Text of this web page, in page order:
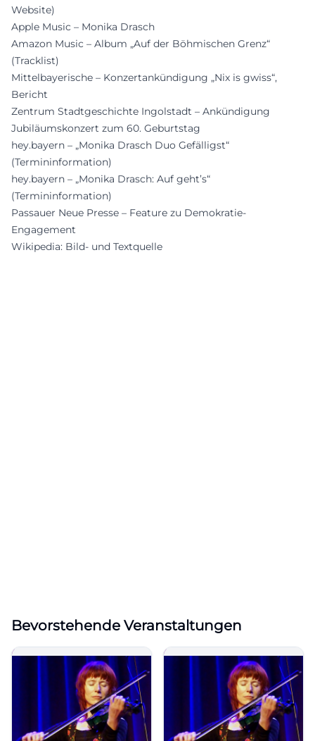
Website)
Apple Music – Monika Drasch
Amazon Music – Album „Auf der Böhmischen Grenz“
(Tracklist)
Mittelbayerische – Konzertankündigung „Nix is gwiss“,
Bericht
Zentrum Stadtgeschichte Ingolstadt – Ankündigung
Jubiläumskonzert zum 60. Geburtstag
hey.bayern – „Monika Drasch Duo Gefälligst“
(Termininformation)
hey.bayern – „Monika Drasch: Auf geht’s“
(Termininformation)
Passauer Neue Presse – Feature zu Demokratie-
Engagement
Wikipedia: Bild- und Textquelle
Bevorstehende Veranstaltungen